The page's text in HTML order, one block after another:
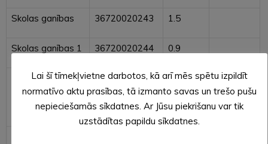
Skolas ganības 36720020243 1.5
Skolas ganības 1 36720020244 0.9
Starpgabali
pašvaldībai
piekritīgie
36720010103 0.2
Lai šī tīmekļvietne darbotos, kā arī mēs spētu izpildīt
normatīvo aktu prasības, tā izmanto savas un trešo pušu
nepieciešamās sīkdatnes. Ar Jūsu piekrišanu var tik
uzstādītas papildu sīkdatnes.